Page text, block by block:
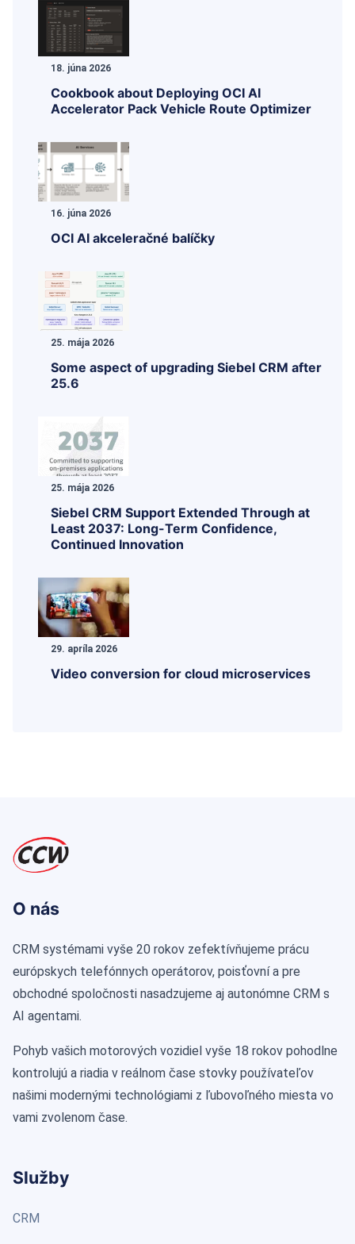
18. júna 2026
Cookbook about Deploying OCI AI
Accelerator Pack Vehicle Route Optimizer
16. júna 2026
OCI AI akceleračné balíčky
25. mája 2026
Some aspect of upgrading Siebel CRM after
25.6
25. mája 2026
Siebel CRM Support Extended Through at
Least 2037: Long-Term Confidence,
Continued Innovation
29. apríla 2026
Video conversion for cloud microservices
O nás
CRM systémami vyše 20 rokov zefektívňujeme prácu
európskych telefónnych operátorov, poisťovní a pre
obchodné spoločnosti nasadzujeme aj autonómne CRM s
AI agentami.
Pohyb vašich motorových vozidiel vyše 18 rokov pohodlne
kontrolujú a riadia v reálnom čase stovky používateľov
našimi modernými technológiami z ľubovoľného miesta vo
vami zvolenom čase.
Služby
CRM